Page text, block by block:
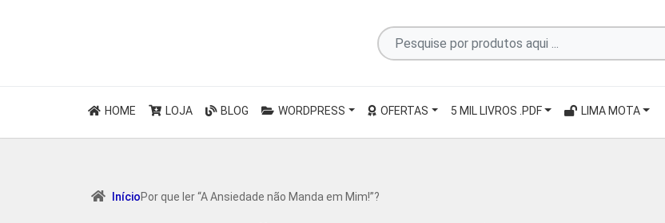
Pesquise
por
HOME LOJA BLOG WORDPRESS OFERTAS 5 MIL LIVROS .PDF LIMA MOTA
InícioPor que ler “A Ansiedade não Manda em Mim!”?